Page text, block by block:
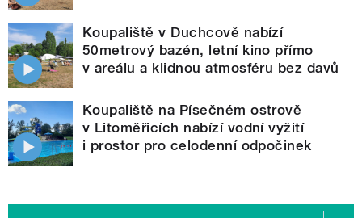
Koupaliště v Duchcově nabízí
50metrový bazén, letní kino přímo
v areálu a klidnou atmosféru bez davů
Koupaliště na Písečném ostrově
v Litoměřicích nabízí vodní vyžití
i prostor pro celodenní odpočinek